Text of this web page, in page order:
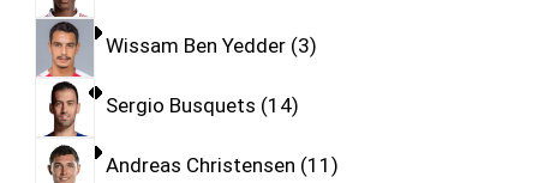
Wissam Ben Yedder 3
Sergio Busquets 14
Andreas Christensen 11